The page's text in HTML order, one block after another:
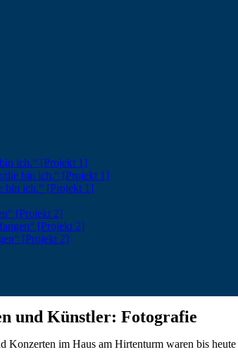
ich.“ [Projekt 1]
die bin ich.“ [Projekt 1]
bin ich.“ [Projekt 1]
[Projekt 2]
[Projekt 2]
[Projekt 2]
und Künstler: Fotografie
Konzerten im Haus am Hirtenturm waren bis heute